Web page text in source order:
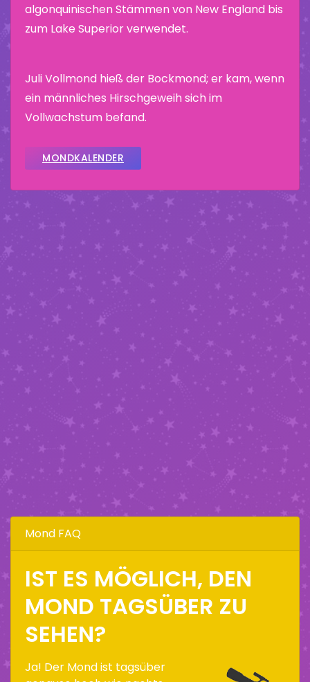
algonquinischen Stämmen von New England bis
zum Lake Superior verwendet.
Juli Vollmond hieß der Bockmond; er kam, wenn
ein männliches Hirschgeweih sich im
Vollwachstum befand.
MONDKALENDER
Mond FAQ
IST ES MÖGLICH, DEN
MOND TAGSÜBER ZU
SEHEN?
Ja! Der Mond ist tagsüber